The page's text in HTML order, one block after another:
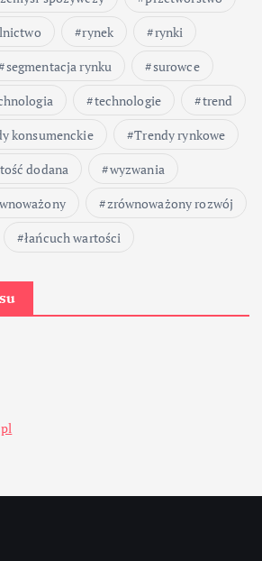
rynek
rynki
segmentacja rynku
surowce
technologie
trend
konsumenckie
Trendy rynkowe
dodana
wyzwania
zrównoważony rozwój
łańcuch wartości